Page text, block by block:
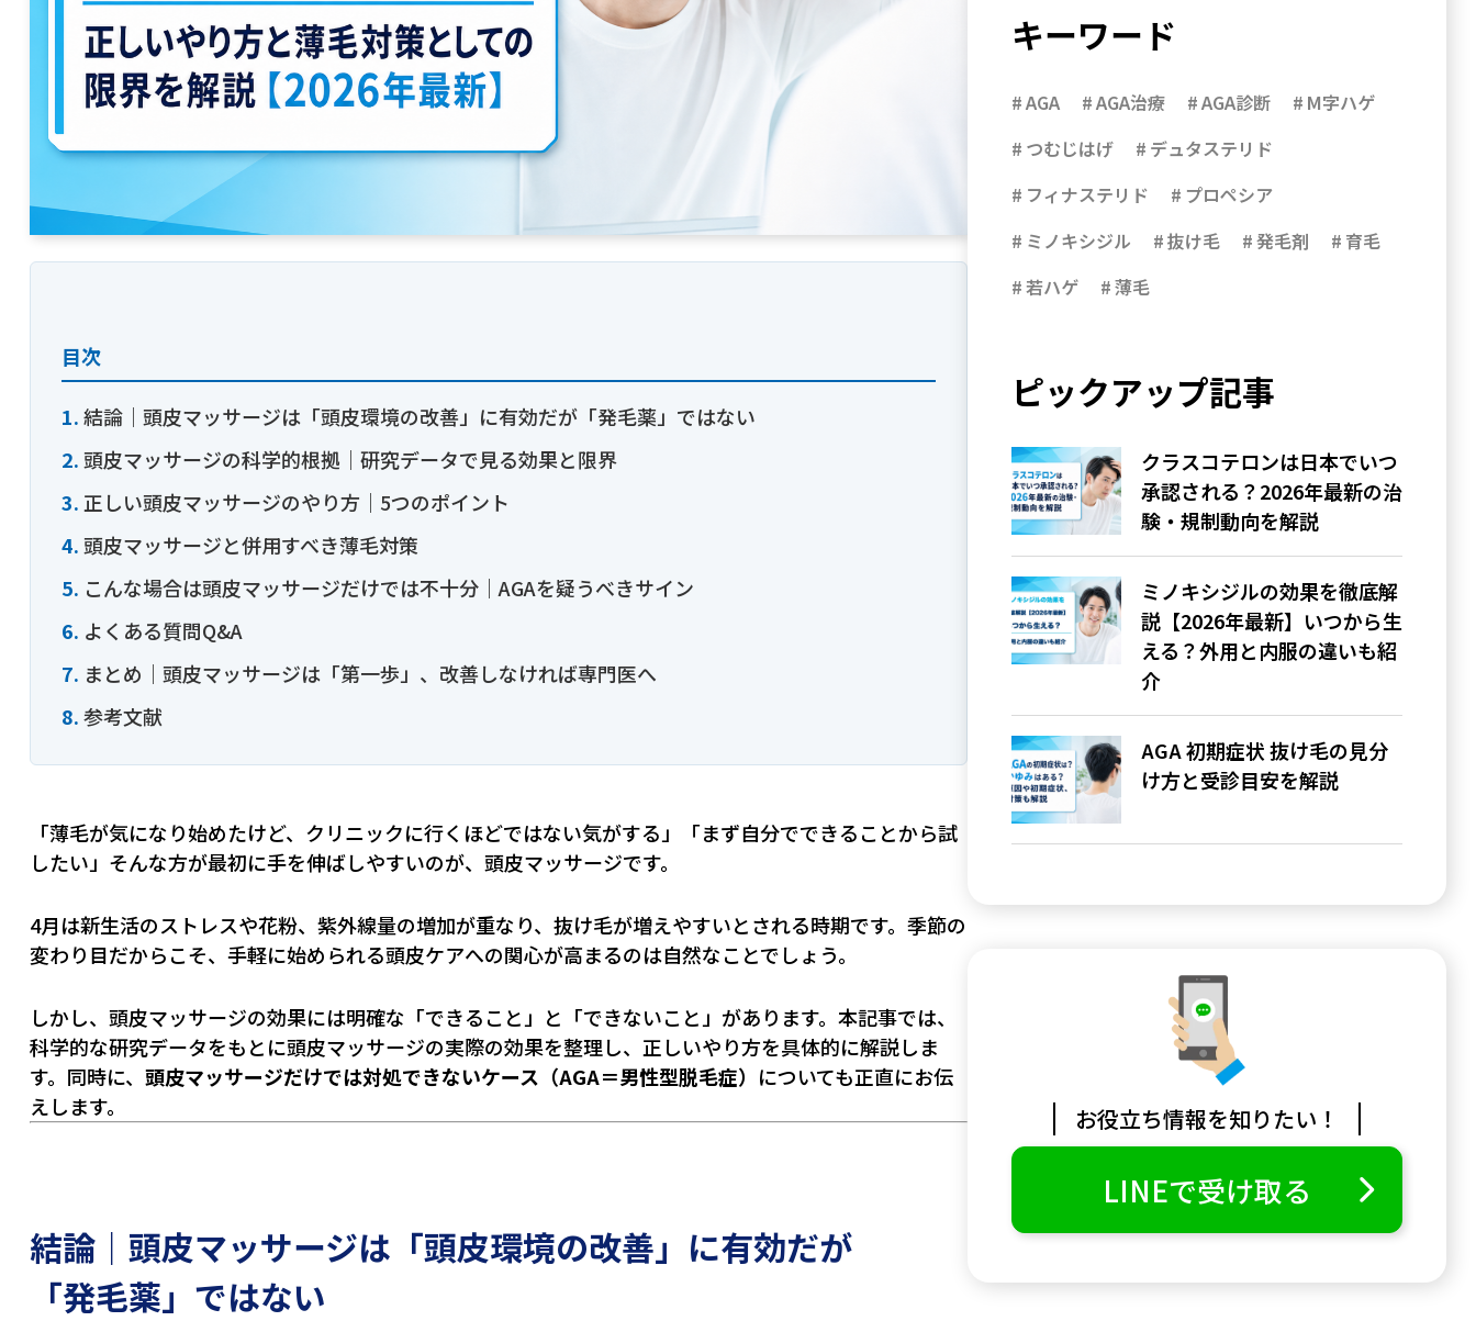
目次
結論｜頭皮マッサージは「頭皮環境の改善」に有効だが「発毛薬」ではない
頭皮マッサージの科学的根拠｜研究データで見る効果と限界
正しい頭皮マッサージのやり方｜5つのポイント
頭皮マッサージと併用すべき薄毛対策
こんな場合は頭皮マッサージだけでは不十分｜AGAを疑うべきサイン
よくある質問Q&A
まとめ｜頭皮マッサージは「第一歩」、改善しなければ専門医へ
参考文献
「薄毛が気になり始めたけど、クリニックに行くほどではない気がする」「まず自分でできることから試
したい」――そんな方が最初に手を伸ばしやすいのが、頭皮マッサージです。
4月は新生活のストレスや花粉、紫外線量の増加が重なり、抜け毛が増えやすいとされる時期です。季節の
変わり目だからこそ、手軽に始められる頭皮ケアへの関心が高まるのは自然なことでしょう。
しかし、頭皮マッサージの効果には明確な「できること」と「できないこと」があります。本記事では、
科学的な研究データをもとに頭皮マッサージの実際の効果を整理し、正しいやり方を具体的に解説しま
す。同時に、 頭皮マッサージだけでは対処できないケース（AGA＝男性型脱毛症） についても正直にお伝
えします。
結論｜頭皮マッサージは「頭皮環境の改善」に有効だが
「発毛薬」ではない
キーワード
AGA AGA治療 AGA診断
M字ハゲ
つむじはげ
デュタステリド
フィナステリド
プロペシア
ミノキシジル
抜け毛 発毛剤
育毛
若ハゲ
薄毛
ピックアップ記事
クラスコテロンは日本でいつ
承認される？2026年最新の治
験・規制動向を解説
ミノキシジルの効果を徹底解
説【2026年最新】いつから生
える？外用と内服の違いも紹
介
AGA 初期症状 抜け毛の見分
け方と受診目安を解説
お役立ち情報を知りたい！
LINEで受け取る